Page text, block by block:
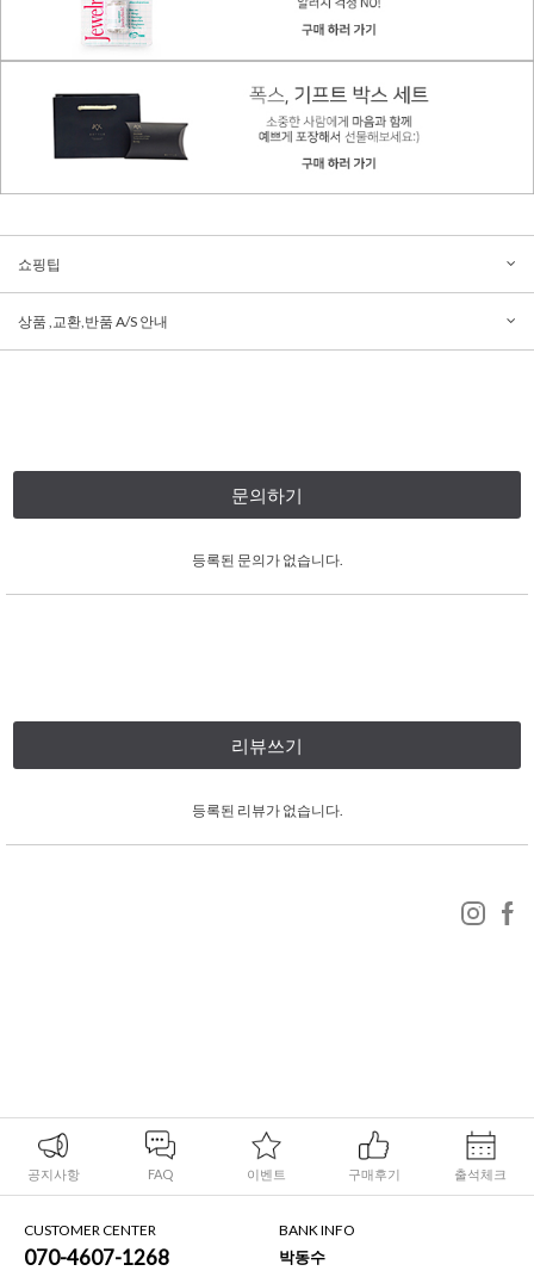
쇼핑팁
상품 ,교환,반품 A/S 안내
문의하기
등록된 문의가 없습니다.
리뷰쓰기
등록된 리뷰가 없습니다.
공지사항 FAQ 이벤트 구매후기 출석체크
CUSTOMER CENTER
070-4607-1268
BANK INFO
박동수